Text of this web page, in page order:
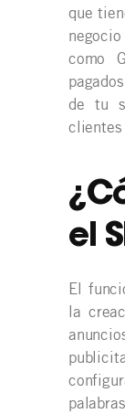
que
como
de tu
clientes
el
El
la